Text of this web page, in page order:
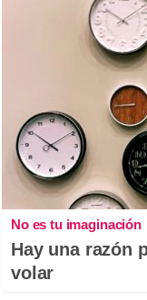
No es tu imaginación
Hay una razón
volar